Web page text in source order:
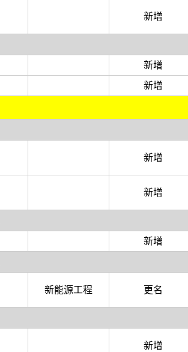
新增
新增
新增
新增
新增
新增
新能源工程 更名
新增